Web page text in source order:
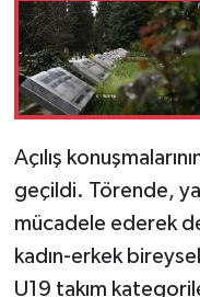
Açılış
geçildi. Törende,
mücadele ederek
kadın-erkek
U19 takım